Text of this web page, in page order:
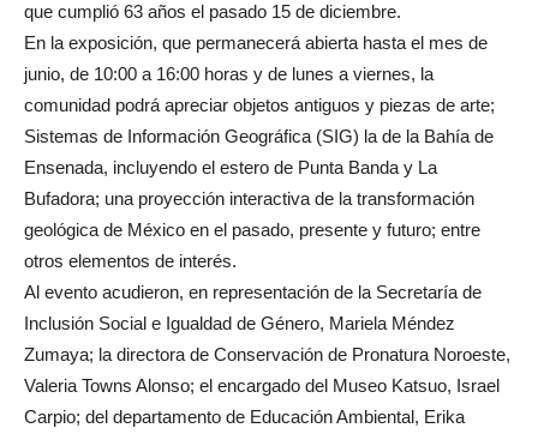
que cumplió 63 años el pasado 15 de diciembre.
En la exposición, que permanecerá abierta hasta el mes de
junio, de 10:00 a 16:00 horas y de lunes a viernes, la
comunidad podrá apreciar objetos antiguos y piezas de arte;
Sistemas de Información Geográfica (SIG) la de la Bahía de
Ensenada, incluyendo el estero de Punta Banda y La
Bufadora; una proyección interactiva de la transformación
geológica de México en el pasado, presente y futuro; entre
otros elementos de interés.
Al evento acudieron, en representación de la Secretaría de
Inclusión Social e Igualdad de Género, Mariela Méndez
Zumaya; la directora de Conservación de Pronatura Noroeste,
Valeria Towns Alonso; el encargado del Museo Katsuo, Israel
Carpio; del departamento de Educación Ambiental, Erika